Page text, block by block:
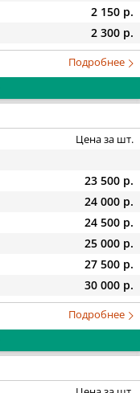
2 150 р.
2 300 р.
Подробнее
Цена за шт.
23 500 р.
24 000 р.
24 500 р.
25 000 р.
27 500 р.
30 000 р.
Подробнее